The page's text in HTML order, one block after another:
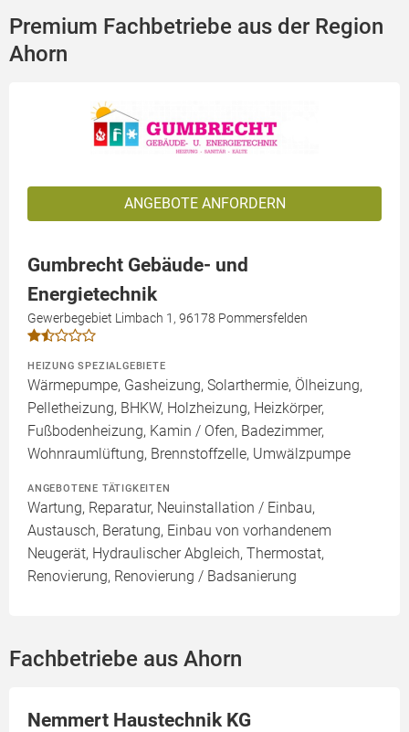
Premium Fachbetriebe aus der Region
Ahorn
ANGEBOTE ANFORDERN
Gumbrecht Gebäude- und
Energietechnik
Gewerbegebiet Limbach 1, 96178 Pommersfelden
HEIZUNG SPEZIALGEBIETE
Wärmepumpe, Gasheizung, Solarthermie, Ölheizung,
Pelletheizung, BHKW, Holzheizung, Heizkörper,
Fußbodenheizung, Kamin / Ofen, Badezimmer,
Wohnraumlüftung, Brennstoffzelle, Umwälzpumpe
ANGEBOTENE TÄTIGKEITEN
Wartung, Reparatur, Neuinstallation / Einbau,
Austausch, Beratung, Einbau von vorhandenem
Neugerät, Hydraulischer Abgleich, Thermostat,
Renovierung, Renovierung / Badsanierung
Fachbetriebe aus Ahorn
Nemmert Haustechnik KG